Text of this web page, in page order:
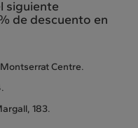
siguiente
de descuento en
Centre.
183.